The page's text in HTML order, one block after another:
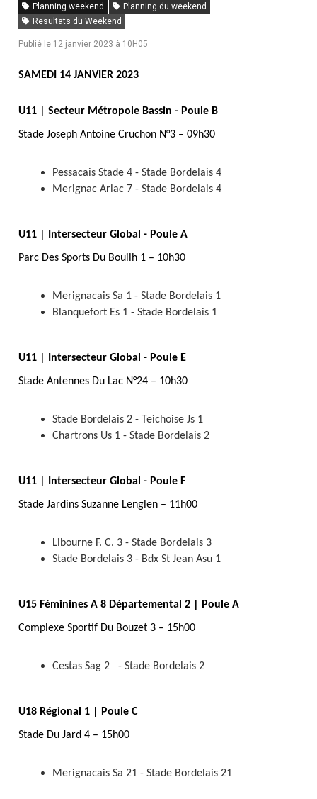
Planning weekend
Planning du weekend
Resultats du Weekend
Publié le 12 janvier 2023 à 10H05
SAMEDI 14 JANVIER 2023
U11 | Secteur Métropole Bassin - Poule B
Stade Joseph Antoine Cruchon N°3 – 09h30
Pessacais Stade 4 - Stade Bordelais 4
Merignac Arlac 7 - Stade Bordelais 4
U11 | Intersecteur Global - Poule A
Parc Des Sports Du Bouilh 1 – 10h30
Merignacais Sa 1 - Stade Bordelais 1
Blanquefort Es 1 - Stade Bordelais 1
U11 | Intersecteur Global - Poule E
Stade Antennes Du Lac N°24 – 10h30
Stade Bordelais 2 - Teichoise Js 1
Chartrons Us 1 - Stade Bordelais 2
U11 | Intersecteur Global - Poule F
Stade Jardins Suzanne Lenglen – 11h00
Libourne F. C. 3 - Stade Bordelais 3
Stade Bordelais 3 - Bdx St Jean Asu 1
U15 Féminines A 8 Départemental 2 | Poule A
Complexe Sportif Du Bouzet 3 – 15h00
Cestas Sag 2 - Stade Bordelais 2
U18 Régional 1 | Poule C
Stade Du Jard 4 – 15h00
Merignacais Sa 21 - Stade Bordelais 21